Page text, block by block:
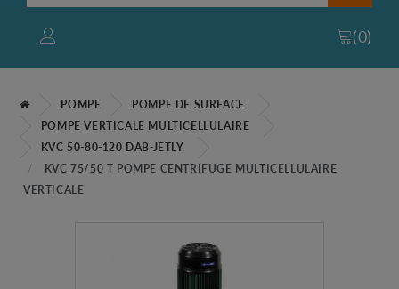
(0)
POMPE
POMPE DE SURFACE
POMPE VERTICALE MULTICELLULAIRE
KVC 50-80-120 DAB-JETLY
KVC 75/50 T POMPE CENTRIFUGE MULTICELLULAIRE
VERTICALE